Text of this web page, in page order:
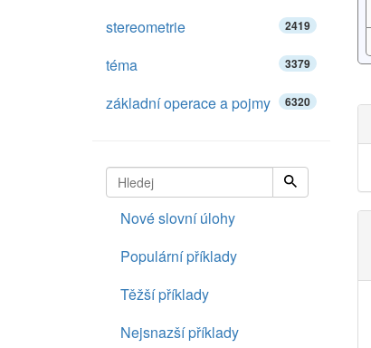
stereometrie 2419
téma 3379
základní operace a pojmy 6320
Nové slovní úlohy
Populární příklady
Těžší příklady
Nejsnazší příklady